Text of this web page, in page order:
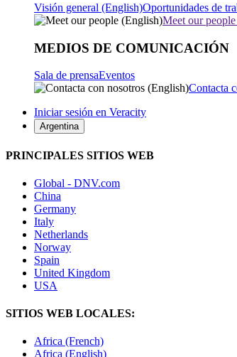
Visión general (English)Oportunidades de
Meet our
MEDIOS DE COMUNICACIÓN
Sala de prensaEventos
Contacta
Iniciar sesión en Veracity
Argentina
PRINCIPALES SITIOS WEB
Global - DNV.com
China
Germany
Italy
Netherlands
Norway
Spain
United Kingdom
USA
SITIOS WEB LOCALES:
Africa (French)
Africa (English)